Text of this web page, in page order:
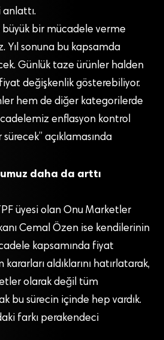
büyük bir mücadele verme
Yıl sonuna bu kapsamda
Günlük taze ürünler halden
değişkenlik gösterebiliyor.
hem de diğer kategorilerde
enflasyon kontrol
açıklamasında
daha da arttı
üyesi olan Onu Marketler
Cemal Özen ise kendilerinin
kapsamında fiyat
aldıklarını hatırlatarak,
olarak değil tüm
bu sürecin içinde hep vardık.
farkı perakendeci